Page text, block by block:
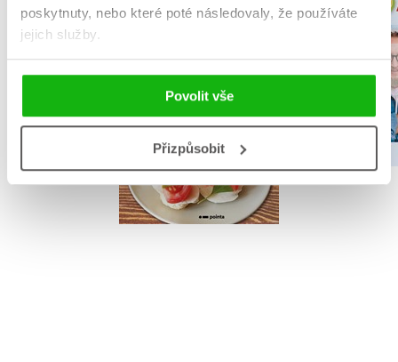
poskytnuty, nebo které poté následovaly, že používáte
jejich služby.
Povolit vše
Přizpůsobit
S Kikinou v kuchyni
Do košíku
279 Kč
223 Kč
Kluci v
Jaromíra
319 Kč